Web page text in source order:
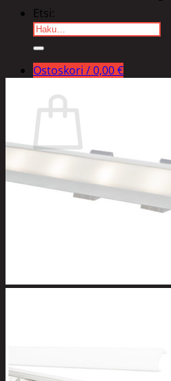
Etsi:
Ostoskori /0,00€
Ostoskori on tyhjä.
Takaisin kauppaan